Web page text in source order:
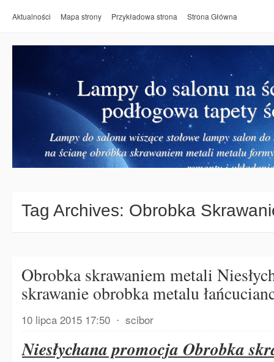
Aktualności Mapa strony Przykładowa strona Strona Główna
Lampy do salonu na
podłogowa tapety
Lampy do salonu wiszące stołowe lampy salon
na ścianę obróbka skrawaniem metali metalu
remonty i
Tag Archives: Obrobka
Obrobka skrawaniem metali
skrawanie obrobka metalu
10 lipca 2015 17:50 ⋅ scibor
Niesłychana promocja Obrobka